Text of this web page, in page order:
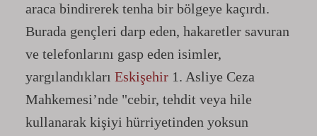
araca bindirerek tenha bir bölgeye kaçırdı.
Burada gençleri darp eden, hakaretler savuran
ve telefonlarını gasp eden isimler,
yargılandıkları Eskişehir 1. Asliye Ceza
Mahkemesi’nde "cebir, tehdit veya hile
kullanarak kişiyi hürriyetinden yoksun